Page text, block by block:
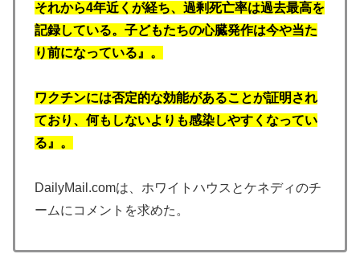
それから4年近くが経ち、過剰死亡率は過去最高を
記録している。子どもたちの心臓発作は今や当た
り前になっている』。
ワクチンには否定的な効能があることが証明され
ており、何もしないよりも感染しやすくなってい
る』。
DailyMail.comは、ホワイトハウスとケネディのチ
ームにコメントを求めた。